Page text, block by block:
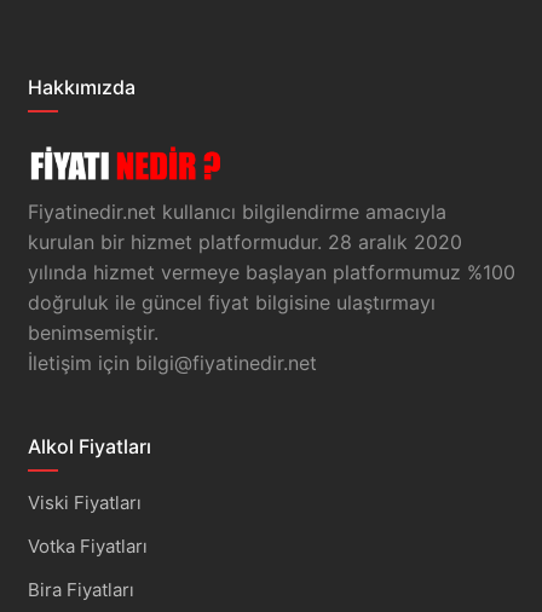
Hakkımızda
Fiyatinedir.net kullanıcı bilgilendirme amacıyla
kurulan bir hizmet platformudur. 28 aralık 2020
yılında hizmet vermeye başlayan platformumuz %100
doğruluk ile güncel fiyat bilgisine ulaştırmayı
benimsemiştir.
İletişim için bilgi@fiyatinedir.net
Alkol Fiyatları
Viski Fiyatları
Votka Fiyatları
Bira Fiyatları